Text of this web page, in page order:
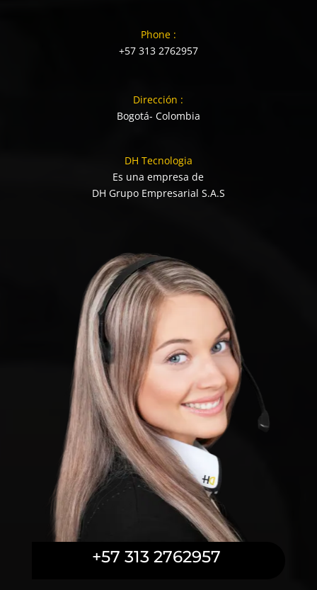
Phone :
+57 313 2762957
Dirección :
Bogotá- Colombia
DH Tecnologia
Es una empresa de
DH Grupo Empresarial S.A.S
+57 313 2762957